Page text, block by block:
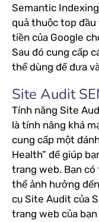
Semantic
quả thuộc top
tiền của Google
Sau đó cung cấp
thể dùng để đưa
Site Audit
Tính năng Site
là tính năng khá
cung cấp một
Health” để giúp
trang web. Bạn có
thể ảnh hưởng
cụ Site Audit của
trang web của